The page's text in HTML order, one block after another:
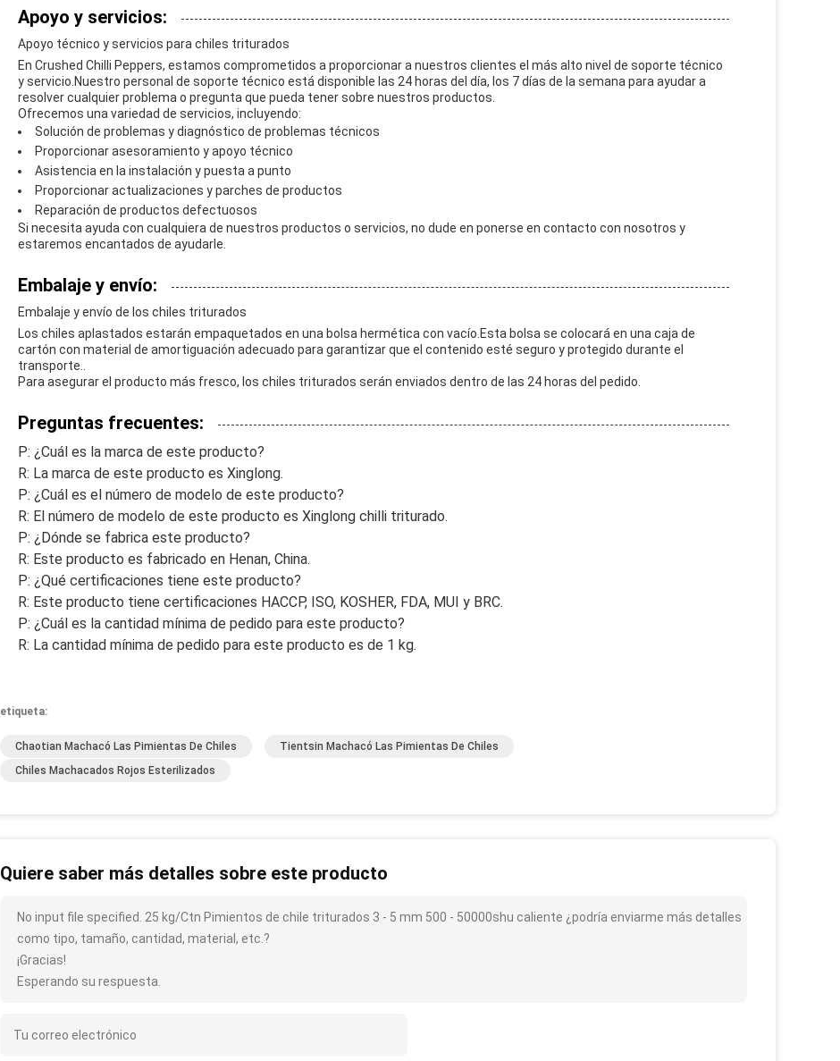
Apoyo y servicios:
Apoyo técnico y servicios para chiles triturados
En Crushed Chilli Peppers, estamos comprometidos a proporcionar a nuestros clientes el más alto nivel de soporte técnico
y servicio.Nuestro personal de soporte técnico está disponible las 24 horas del día, los 7 días de la semana para ayudar a
resolver cualquier problema o pregunta que pueda tener sobre nuestros productos.
Ofrecemos una variedad de servicios, incluyendo:
Solución de problemas y diagnóstico de problemas técnicos
Proporcionar asesoramiento y apoyo técnico
Asistencia en la instalación y puesta a punto
Proporcionar actualizaciones y parches de productos
Reparación de productos defectuosos
Si necesita ayuda con cualquiera de nuestros productos o servicios, no dude en ponerse en contacto con nosotros y
estaremos encantados de ayudarle.
Embalaje y envío:
Embalaje y envío de los chiles triturados
Los chiles aplastados estarán empaquetados en una bolsa hermética con vacío.Esta bolsa se colocará en una caja de
cartón con material de amortiguación adecuado para garantizar que el contenido esté seguro y protegido durante el
transporte..
Para asegurar el producto más fresco, los chiles triturados serán enviados dentro de las 24 horas del pedido.
Preguntas frecuentes:
P: ¿Cuál es la marca de este producto?
R: La marca de este producto es Xinglong.
P: ¿Cuál es el número de modelo de este producto?
R: El número de modelo de este producto es Xinglong chilli triturado.
P: ¿Dónde se fabrica este producto?
R: Este producto es fabricado en Henan, China.
P: ¿Qué certificaciones tiene este producto?
R: Este producto tiene certificaciones HACCP, ISO, KOSHER, FDA, MUI y BRC.
P: ¿Cuál es la cantidad mínima de pedido para este producto?
R: La cantidad mínima de pedido para este producto es de 1 kg.
etiqueta:
Chaotian Machacó Las Pimientas De Chiles
Tientsin Machacó Las Pimientas De Chiles
Chiles Machacados Rojos Esterilizados
Quiere saber más detalles sobre este producto
No input file specified. 25 kg/Ctn Pimientos de chile triturados 3 - 5 mm 500 - 50000shu caliente ¿podría enviarme más detalles
como tipo, tamaño, cantidad, material, etc.?
¡Gracias!
Esperando su respuesta.